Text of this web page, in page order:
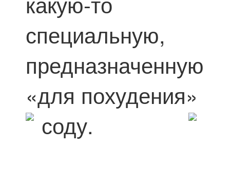
специальную,
предназначенную
«для похудения»
соду.